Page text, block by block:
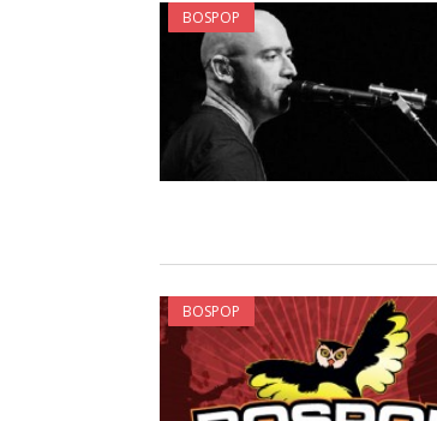
BOSPOP
BOSPOP